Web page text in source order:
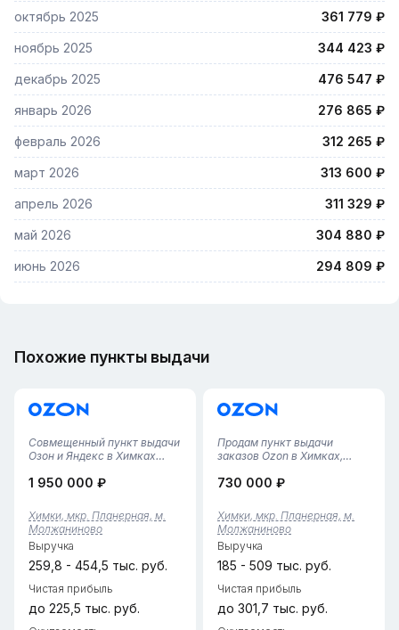
октябрь 2025 361 779 ₽
ноябрь 2025 344 423 ₽
декабрь 2025 476 547 ₽
январь 2026 276 865 ₽
февраль 2026 312 265 ₽
март 2026 313 600 ₽
апрель 2026 311 329 ₽
май 2026 304 880 ₽
июнь 2026 294 809 ₽
Похожие пункты выдачи
Совмещенный пункт выдачи
Озон и Яндекс в Химках
совмещенный пункт выдачи
расположенный в районе
Молжаниново, предлагает
удобное решение для
получения заказов от
обоих...
1 950 000 ₽
Химки, мкр. Планерная, м.
Молжаниново
Выручка
259,8 - 454,5 тыс. руб.
Чистая прибыль
до 225,5 тыс. руб.
Продам пункт выдачи
заказов Ozon в Химках,
с МЦД станцией
пешком). Пункт работает
стабильно более полугода,
всегда в плюсе. Выгодное
расположение меж...
730 000 ₽
Химки, мкр. Планерная, м.
Молжаниново
Выручка
185 - 509 тыс. руб.
Чистая прибыль
до 301,7 тыс. руб.